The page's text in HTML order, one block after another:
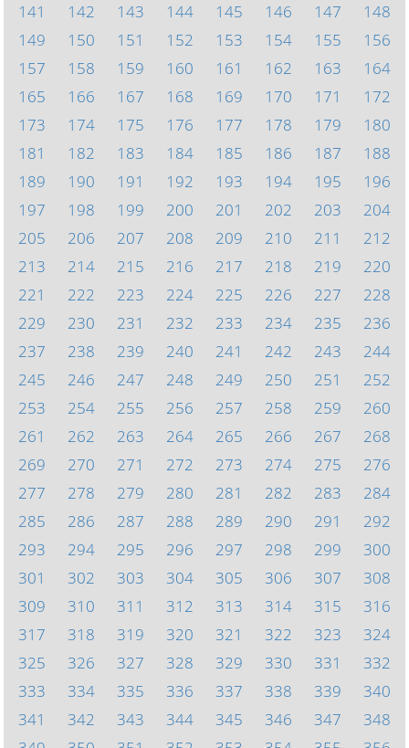
141
142 143 144 145 146 147
148
149
150 151 152 153 154 155
156
157
158 159 160 161 162 163
164
165
166 167 168 169 170 171
172
173
174 175 176 177 178 179
180
181
182 183 184 185 186 187
188
189
190 191 192 193 194 195
196
197
198 199 200 201 202 203
204
205
206 207 208 209 210 211
212
213
214 215 216 217 218 219
220
221
222 223 224 225 226 227
228
229
230 231 232 233 234 235
236
237
238 239 240 241 242 243
244
245
246 247 248 249 250 251
252
253
254 255 256 257 258 259
260
261
262 263 264 265 266 267
268
269
270 271 272 273 274 275
276
277
278 279 280 281 282 283
284
285
286 287 288 289 290 291
292
293
294 295 296 297 298 299
300
301
302 303 304 305 306 307
308
309
310 311 312 313 314 315
316
317
318 319 320 321 322 323
324
325
326 327 328 329 330 331
332
333
334 335 336 337 338 339
340
341
342 343 344 345 346 347
348